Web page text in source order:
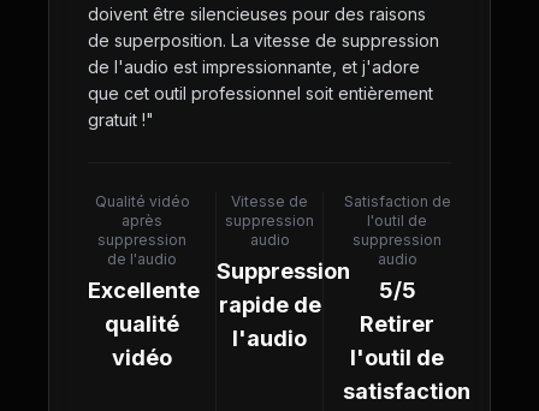
doivent être silencieuses pour des raisons
de superposition. La vitesse de suppression
de l'audio est impressionnante, et j'adore
que cet outil professionnel soit entièrement
gratuit !"
Qualité vidéo
après
suppression
de l'audio
Excellente
qualité
vidéo
Vitesse de
suppression
audio
Suppression
rapide de
l'audio
Satisfaction de
l'outil de
suppression
audio
5/5
Retirer
l'outil de
satisfaction